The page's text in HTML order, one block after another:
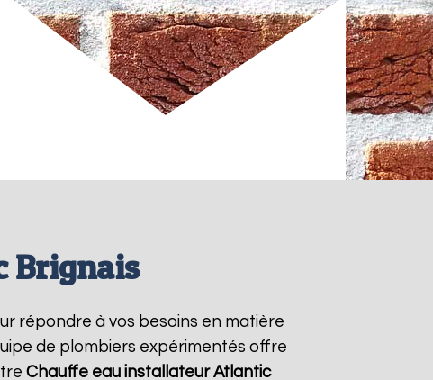
Brignais
répondre à vos besoins en matière
de plombiers expérimentés offre
Chauffe eau installateur Atlantic